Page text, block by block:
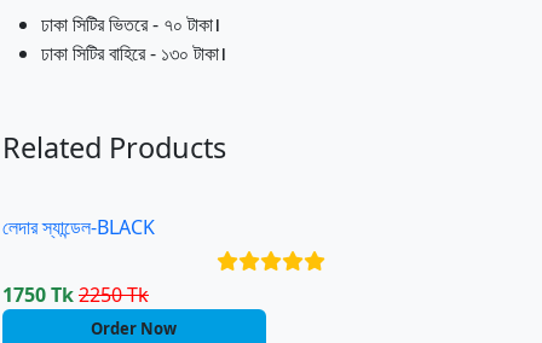
ঢাকা সিটির ভিতরে - ৭০ টাকা।
ঢাকা সিটির বাহিরে - ১৩০ টাকা।
Related Products
লেদার স্যান্ডেল-BLACK
1750 Tk2250 Tk
Order Now